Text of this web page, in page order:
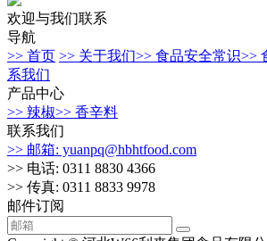
欢迎与我们联系
导航
>> 首页 >> 关于我们>> 食品安全常识>>
系我们
产品中心
>> 辣椒>> 香辛料
联系我们
>> 邮箱: yuanpq@hbhtfood.com
>> 电话: 0311 8830 4366
>> 传真: 0311 8833 9978
邮件订阅